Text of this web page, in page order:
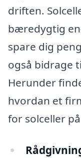
driften.
bæredygtig
spare dig
også bidrage
Herunder
hvordan et
for solceller